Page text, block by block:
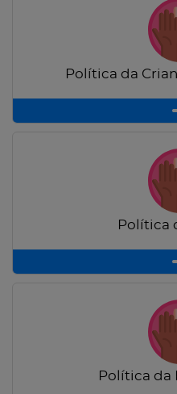
Política da
Política
Política da